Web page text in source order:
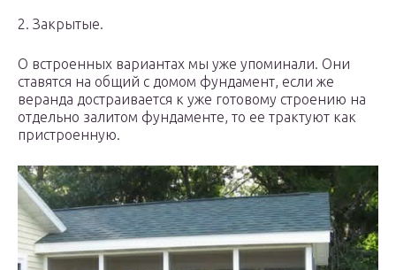
2. Закрытые.
О встроенных вариантах мы уже упоминали. Они
ставятся на общий с домом фундамент, если же
веранда достраивается к уже готовому строению на
отдельно залитом фундаменте, то ее трактуют как
пристроенную.